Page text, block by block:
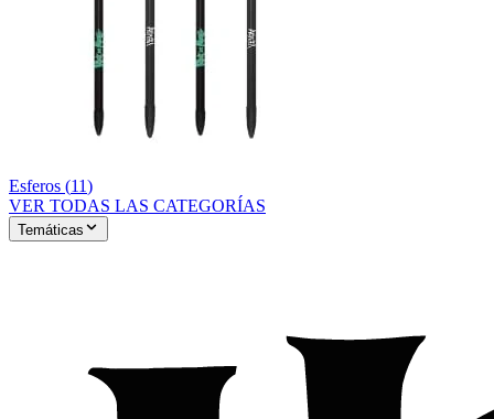
Esferos (11)
VER TODAS LAS CATEGORÍAS
Temáticas